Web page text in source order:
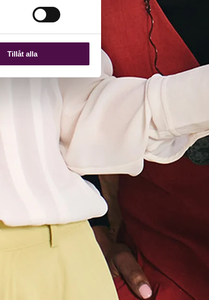
Tillåt alla